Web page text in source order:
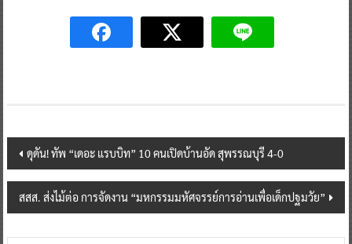
Post
navigation
ดุดัน! ทัพ “เดอะ แรบบิท” 10 คนเปิดบ้านอัด สุพรรณบุรี 4-0
สสส. ส่งไม้ต่อ การจัดงาน “มหกรรมมหัศจรรย์การอ่านเพื่อเด็กปฐมวัย”